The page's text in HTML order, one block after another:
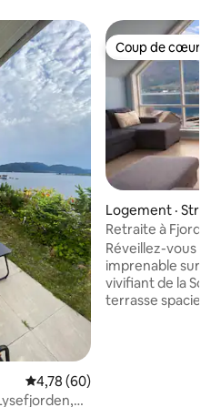
Note moyenne de 4,78 sur 5,
4,78 (60)
Coup de cœur
Coup de cœur
Logement ·
Retraite à Fjord
de Preikestolen
Réveillez-vous
imprenable sur
vivifiant de la
terrasse